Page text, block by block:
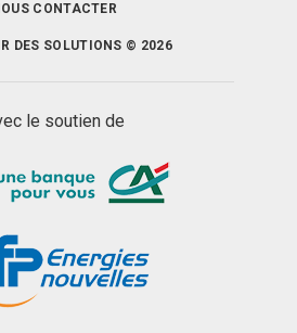
CONTACTER
DES SOLUTIONS © 2026
le soutien de